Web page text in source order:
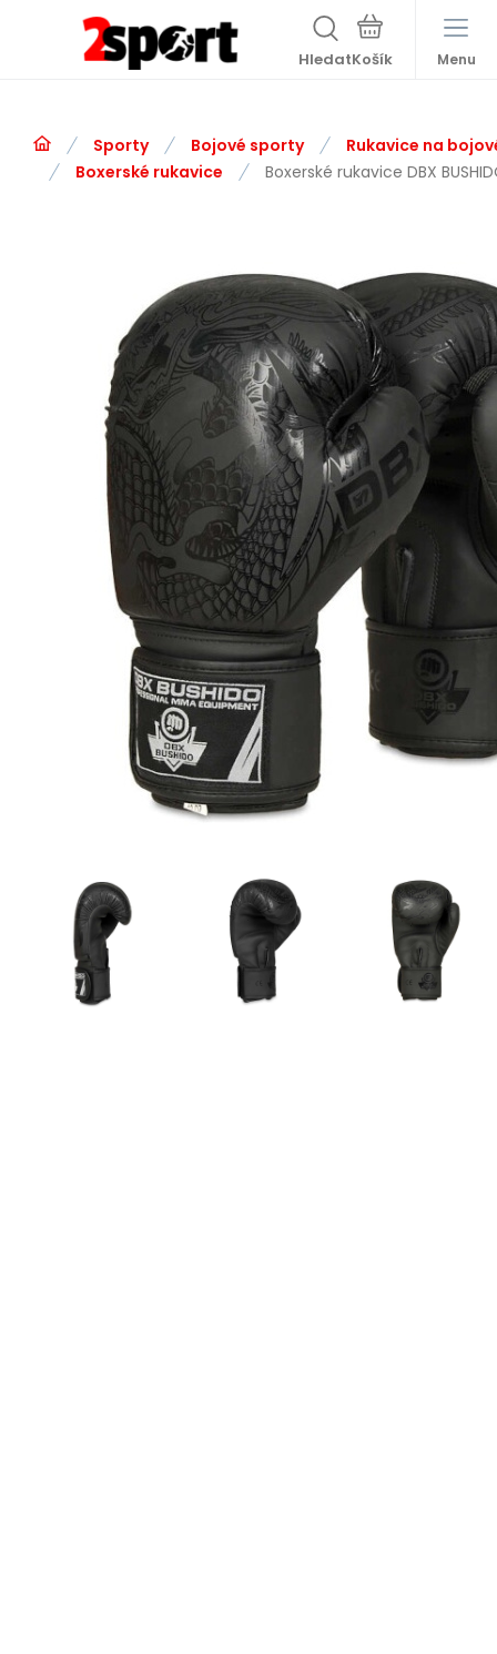
Hledat Menu
Sporty Bojové sporty
Rukavice na
Boxerské rukavice
Boxerské rukavice DBX